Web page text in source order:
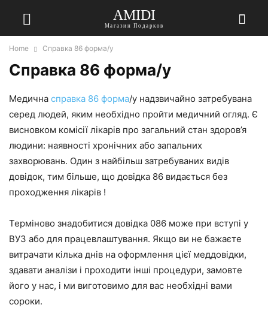
AMIDI
Магазин Подарков
Home Справка 86 форма/у
Справка 86 форма/у
Медична справка 86 форма/у надзвичайно затребувана
серед людей, яким необхідно пройти медичний огляд. Є
висновком комісії лікарів про загальний стан здоров’я
людини: наявності хронічних або запальних
захворювань. Один з найбільш затребуваних видів
довідок, тим більше, що довідка 86 видається без
проходження лікарів !
Терміново знадобитися довідка 086 може при вступі у
ВУЗ або для працевлаштування. Якщо ви не бажаєте
витрачати кілька днів на оформлення цієї меддовідки,
здавати аналізи і проходити інші процедури, замовте
його у нас, і ми виготовимо для вас необхідні вами
сороки.